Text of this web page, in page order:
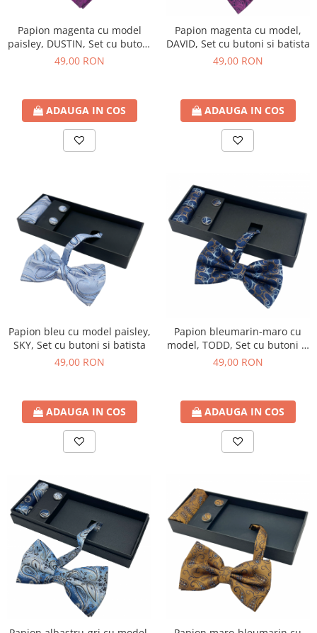
Papion magenta cu model
paisley, DUSTIN, Set cu butoni
si batista
49,00 RON
ADAUGA IN COS
Papion magenta cu model,
DAVID, Set cu butoni si batista
49,00 RON
ADAUGA IN COS
Papion bleu cu model paisley,
SKY, Set cu butoni si batista
49,00 RON
ADAUGA IN COS
Papion bleumarin-maro cu
model, TODD, Set cu butoni si
batista
49,00 RON
ADAUGA IN COS